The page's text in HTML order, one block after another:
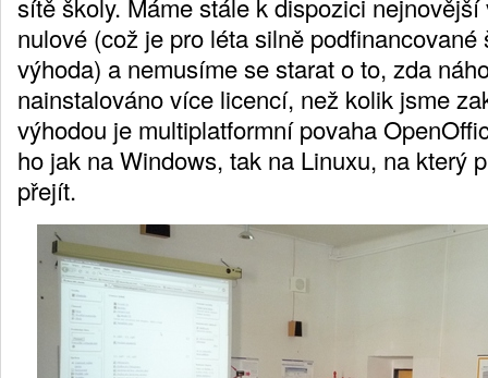
sítě školy. Máme stále k dispozici
nulové (což je pro léta silně
výhoda) a nemusíme se starat o to, zda
nainstalováno více licencí, než kolik jsme
výhodou je multiplatformní povaha
ho jak na Windows, tak na Linuxu, na který
přejít.